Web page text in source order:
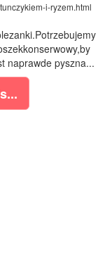
i-ryzem.html
naprawde pyszna...